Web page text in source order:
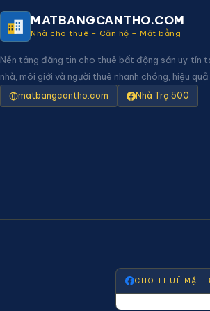
MATBANGCANTHO.COM
Nhà cho thuê – Căn hộ – Mặt bằng
Nền tảng đăng tin cho thuê bất động sản uy tín
nhà, môi giới và người thuê nhanh chóng, hiệu
matbangcantho.com Nhà Trọ 500
CHO THUÊ MẶT